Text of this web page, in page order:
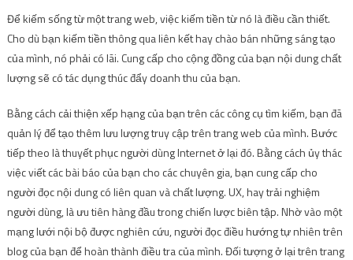
Để kiếm sống từ một trang web, việc kiếm tiền từ nó là điều cần thiết.
Cho dù bạn kiếm tiền thông qua liên kết hay chào bán những sáng tạo
của mình, nó phải có lãi. Cung cấp cho cộng đồng của bạn nội dung chất
lượng sẽ có tác dụng thúc đẩy doanh thu của bạn.
Bằng cách cải thiện xếp hạng của bạn trên các công cụ tìm kiếm, bạn đã
quản lý để tạo thêm lưu lượng truy cập trên trang web của mình. Bước
tiếp theo là thuyết phục người dùng Internet ở lại đó. Bằng cách ủy thác
việc viết các bài báo của bạn cho các chuyên gia, bạn cung cấp cho
người đọc nội dung có liên quan và chất lượng. UX, hay trải nghiệm
người dùng, là ưu tiên hàng đầu trong chiến lược biên tập. Nhờ vào một
mạng lưới nội bộ được nghiên cứu, người đọc điều hướng tự nhiên trên
blog của bạn để hoàn thành điều tra của mình. Đối tượng ở lại trên trang